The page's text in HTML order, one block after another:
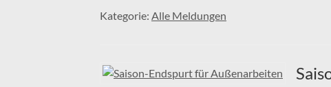
Kategorie: Alle Meldungen